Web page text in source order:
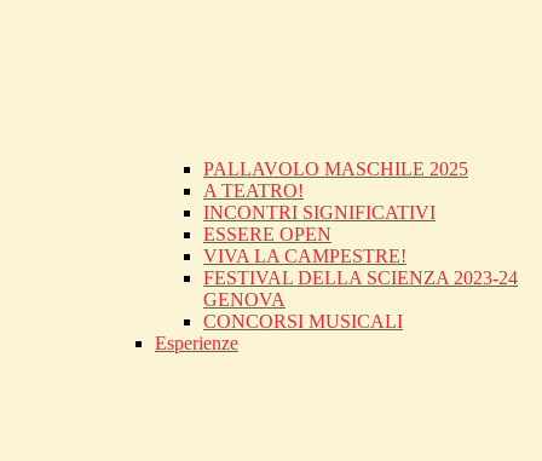
PALLAVOLO MASCHILE 2025
A TEATRO!
INCONTRI SIGNIFICATIVI
ESSERE OPEN
VIVA LA CAMPESTRE!
FESTIVAL DELLA SCIENZA 2023-24
GENOVA
CONCORSI MUSICALI
Esperienze